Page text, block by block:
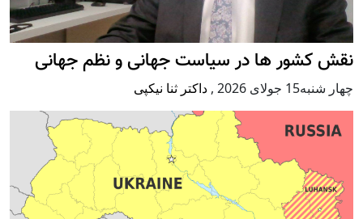
نقش کشور ها در سیاست جهانی و نظم جهانی
چهار شنبه15 جولای 2026 , داکتر ثنا نیکپی